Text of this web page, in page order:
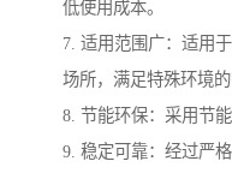
低使用成本。
7. 适用范围广：适用
场所，满足特殊环境的
8. 节能环保：采用节
9. 稳定可靠：经过严